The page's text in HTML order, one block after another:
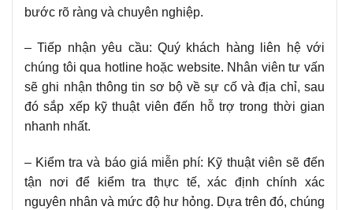
bước rõ ràng và chuyên nghiệp.
– Tiếp nhận yêu cầu: Quý khách hàng liên hệ với
chúng tôi qua hotline hoặc website. Nhân viên tư vấn
sẽ ghi nhận thông tin sơ bộ về sự cố và địa chỉ, sau
đó sắp xếp kỹ thuật viên đến hỗ trợ trong thời gian
nhanh nhất.
– Kiểm tra và báo giá miễn phí: Kỹ thuật viên sẽ đến
tận nơi để kiểm tra thực tế, xác định chính xác
nguyên nhân và mức độ hư hỏng. Dựa trên đó, chúng